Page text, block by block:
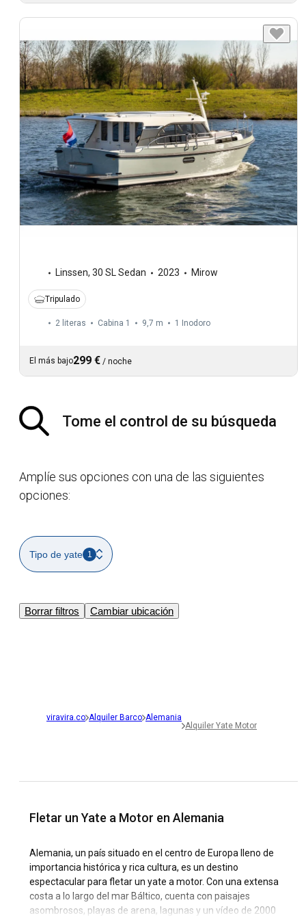
Linssen, 30 SL Sedan 2023 Mirow
Tripulado
2 literas Cabina 1 9,7 m 1 Inodoro
El más bajo299 € / noche
Tome el control de su búsqueda
Amplíe sus opciones con una de las siguientes
opciones:
Tipo de yate 1
Borrar filtros Cambiar ubicación
viravira.co Alquiler Barco Alemania
Alquiler Yate Motor
Fletar un Yate a Motor en Alemania
Alemania, un país situado en el centro de Europa lleno de
importancia histórica y rica cultura, es un destino
espectacular para fletar un yate a motor. Con una extensa
costa a lo largo del mar Báltico, cuenta con paisajes
asombrosos, playas de arena, lagunas y un vídeo de 2000